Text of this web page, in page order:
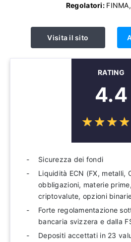
Regolatori:
Visita il sito
RATING
4.4
☆☆☆☆
★★★★
Sicurezza dei fondi
Liquidità ECN (FX, metalli,
obbligazioni, materie
criptovalute, opzioni
Forte regolamentazione
bancaria svizzera e dalla
Depositi accettati in 23